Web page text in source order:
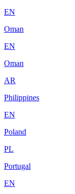
EN
Oman
EN
Oman
AR
Philippines
EN
Poland
PL
Portugal
EN